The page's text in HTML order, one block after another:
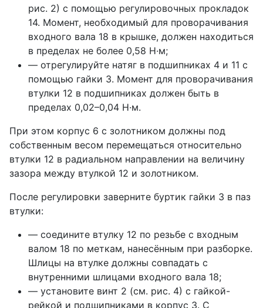
рис. 2) с помощью регулировочных прокладок
14. Момент, необходимый для проворачивания
входного вала 18 в крышке, должен находиться
в пределах не более 0,58 Н·м;
— отрегулируйте натяг в подшипниках 4 и 11 с
помощью гайки 3. Момент для проворачивания
втулки 12 в подшипниках должен быть в
пределах 0,02–0,04 Н·м.
При этом корпус 6 с золотником должны под
собственным весом перемещаться относительно
втулки 12 в радиальном направлении на величину
зазора между втулкой 12 и золотником.
После регулировки заверните буртик гайки 3 в паз
втулки:
— соедините втулку 12 по резьбе с входным
валом 18 по меткам, нанесённым при разборке.
Шлицы на втулке должны совпадать с
внутренними шлицами входного вала 18;
— установите винт 2 (см. рис. 4) с гайкой-
рейкой и подшипниками в корпус 3. С